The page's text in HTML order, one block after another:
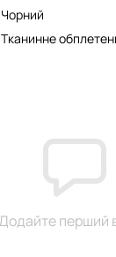
Чорний
Тканинне
перший